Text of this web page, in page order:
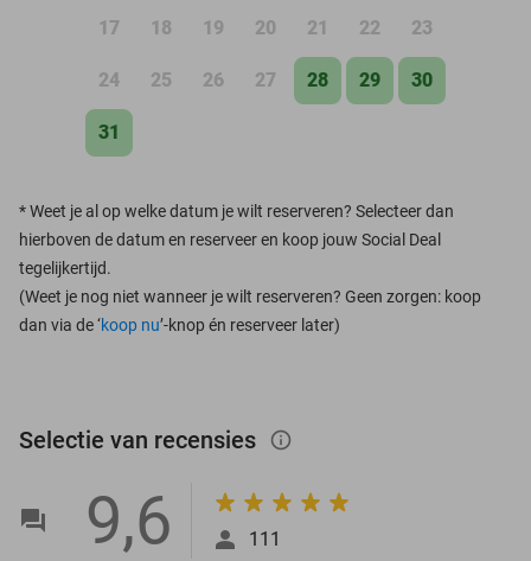
17 18 19 20 21 22 23
24 25 26 27 28 29 30
31
*Weet je al op welke datum je wilt reserveren? Selecteer dan
hierboven de datum en reserveer en koop jouw Social Deal
tegelijkertijd.
(Weet je nog niet wanneer je wilt reserveren? Geen zorgen: koop
dan via de ‘koop nu’-knop én reserveer later)
Selectie van recensies info_outlined
9,6 111